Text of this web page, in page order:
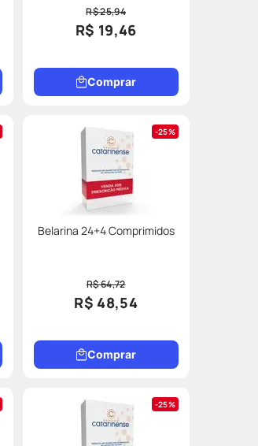
R$ 25,94
R$ 19,46
Comprar
25%
Belarina 24+4 Comprimidos
R$ 64,72
R$ 48,54
Comprar
25%